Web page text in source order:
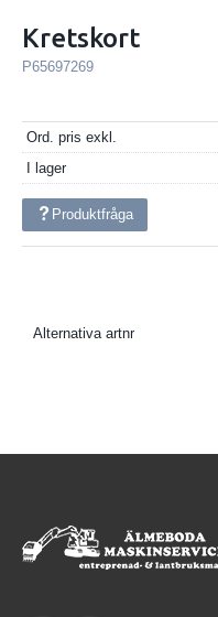
Kretskort
P65697269
Ord. pris exkl.
I lager
Produktfråga
Alternativa artnr